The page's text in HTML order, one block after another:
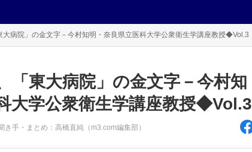
大病院」の金文字－今村知明・奈良県立医科大学公衆衛生学講座教授◆Vol.3
「東大病院」の金文字－今村知
大学公衆衛生学講座教授◆Vol.3
き手・まとめ：高橋直純（m3.com編集部）